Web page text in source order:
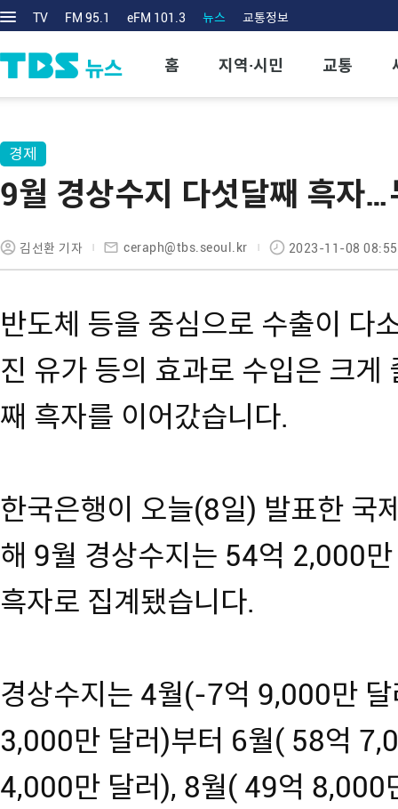
TV FM 95.1 eFM 101.3 뉴스 교통정보
홈 지역·시민 교통
경제
9월 경상수지 다섯달째 흑자
김선환 기자 ceraph@tbs.seoul.kr 2023-11-08 08:55
반도체 등을 중심으로 수출이 다
진 유가 등의 효과로 수입은 크게
째 흑자를 이어갔습니다.
한국은행이 오늘(8일) 발표한 국
해 9월 경상수지는 54억 2,000
흑자로 집계됐습니다.
경상수지는 4월(-7억 9,000만
3,000만 달러)부터 6월( 58억
4,000만 달러), 8월( 49억 8,000